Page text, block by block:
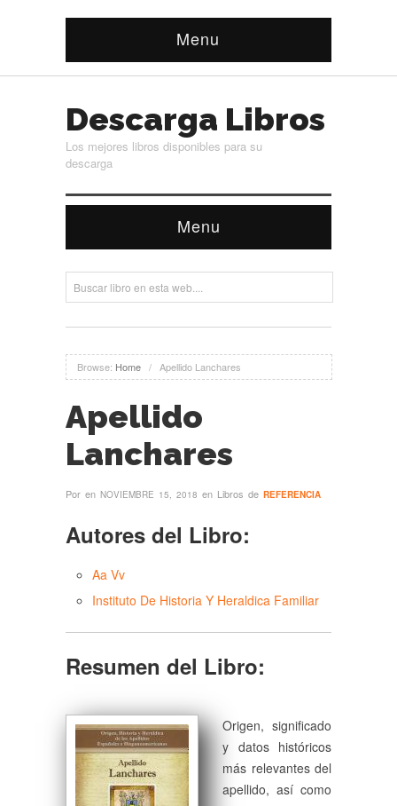
Menu
Descarga Libros
Los mejores libros disponibles para su
descarga
Menu
Browse: Home / Apellido Lanchares
Apellido
Lanchares
Por en NOVIEMBRE 15, 2018 en Libros de REFERENCIA
Autores del Libro:
Aa Vv
Instituto De Historia Y Heraldica Familiar
Resumen del Libro:
Origen, significado
y datos históricos
más relevantes del
apellido, así como